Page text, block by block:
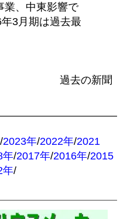
業、中東影響で
3月期は過去最
過去の新聞
/2023年/2022年/2021
年/2017年/2016年/2015
年/